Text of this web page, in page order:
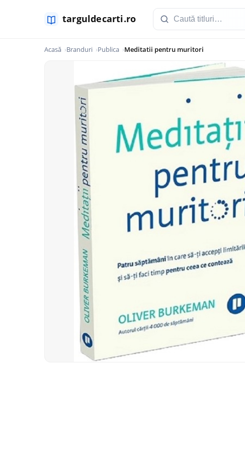
Acasă Branduri Publica Meditatii pentru muritori